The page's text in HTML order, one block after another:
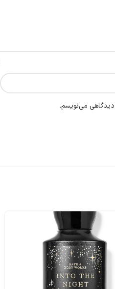
دیدگاهی می‌نویسم.